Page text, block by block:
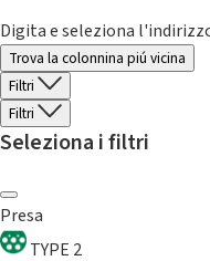
Digita e seleziona
Trova la colonnina piú vicina
Filtri
Filtri
Seleziona i filtri
Presa
TYPE 2